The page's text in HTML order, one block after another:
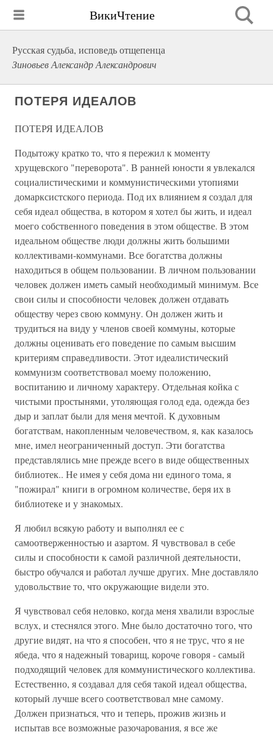
ВикиЧтение
Русская судьба, исповедь отщепенца
Зиновьев Александр Александрович
ПОТЕРЯ ИДЕАЛОВ
ПОТЕРЯ ИДЕАЛОВ
Подытожу кратко то, что я пережил к моменту
хрущевского "переворота". В ранней юности я увлекался
социалистическими и коммунистическими утопиями
домарксистского периода. Под их влиянием я создал для
себя идеал общества, в котором я хотел бы жить, и идеал
моего собственного поведения в этом обществе. В этом
идеальном обществе люди должны жить большими
коллективами-коммунами. Все богатства должны
находиться в общем пользовании. В личном пользовании
человек должен иметь самый необходимый минимум. Все
свои силы и способности человек должен отдавать
обществу через свою коммуну. Он должен жить и
трудиться на виду у членов своей коммуны, которые
должны оценивать его поведение по самым высшим
критериям справедливости. Этот идеалистический
коммунизм соответствовал моему положению,
воспитанию и личному характеру. Отдельная койка с
чистыми простынями, утоляющая голод еда, одежда без
дыр и заплат были для меня мечтой. К духовным
богатствам, накопленным человечеством, я, как казалось
мне, имел неограниченный доступ. Эти богатства
представлялись мне прежде всего в виде общественных
библиотек.. Не имея у себя дома ни единого тома, я
"пожирал" книги в огромном количестве, беря их в
библиотеке и у знакомых.
Я любил всякую работу и выполнял ее с
самоотверженностью и азартом. Я чувствовал в себе
силы и способности к самой различной деятельности,
быстро обучался и работал лучше других. Мне доставляло
удовольствие то, что окружающие видели это.
Я чувствовал себя неловко, когда меня хвалили взрослые
вслух, и стеснялся этого. Мне было достаточно того, что
другие видят, на что я способен, что я не трус, что я не
ябеда, что я надежный товарищ, короче говоря - самый
подходящий человек для коммунистического коллектива.
Естественно, я создавал для себя такой идеал общества,
который лучше всего соответствовал мне самому.
Должен признаться, что и теперь, прожив жизнь и
испытав все возможные разочарования, я все же